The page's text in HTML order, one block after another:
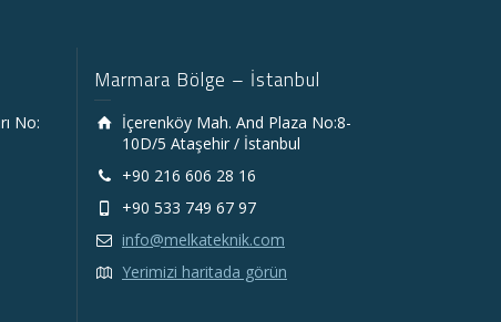
No:
Marmara Bölge – İstanbul
İçerenköy Mah. And Plaza No:8-
10D/5 Ataşehir / İstanbul
+90 216 606 28 16
+90 533 749 67 97
info@melkateknik.com
Yerimizi haritada görün